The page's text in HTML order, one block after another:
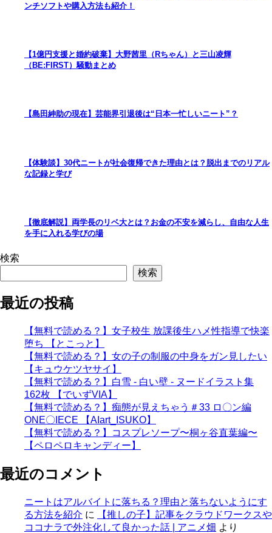
ンチソフトや購入方法も紹介！
【1億円支援と婚約破棄】大野茜里（Rちゃん）と三山凌輝
（BE:FIRST）騒動まとめ
【島田紳助の現在】芸能界引退後は“日本一忙しいニート”？
【体験談】30代ニートが社会復帰できた理由とは？脱出までのリアル
な記録と学び
【徹底解説】両学長のリベ大とは？お金の不安を減らし、自由な人生
を手に入れる学びの場
検索
検索
最近の投稿
【無料で読める？】女子校生 放課後生ハメ性指導で快楽
堕ち 【とこっと】
【無料で読める？】女の子の制服の中身をガン見したい
【キュウケツヤサイ】
【無料で読める？】白雪 - 白い壁 - ヌードイラスト集
162枚 【でいずVIA】
【無料で読める？】痴態が見えちゃう＃33 ロ〇ン編
ONE〇IECE 【AIart_ISUKO】
【無料で読める？】コスプレソープ〜桐ヶ谷直葉編〜
【ペロペロキャンディー】
最近のコメント
ニートはアルバイトに落ちる？理由と落ちないようにす
る方法を紹介 に
【推しの子】記事をクラウドワークスや
ココナラで外注化して良かった話 | アニメ畑 より